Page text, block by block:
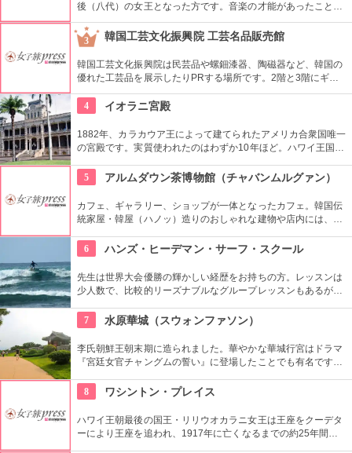
後（八代）の女王となった方です。音楽の才能があったことで
も有名で、『アロハオエ』を作曲しました。日本でもその優し
いメロディーが親しまれていますね。
3 韓国工芸文化振興院 工芸名品販売館
韓国工芸文化振興院は民芸品や螺鈿漆器、陶磁器など、韓国の
優れた工芸品を展示したりPRする場所です。2階と3階にギャ
ラリーがあり、1階に販売コーナーの工芸名品販売館がありま
す。美しく、かつ実用性のある商品が売られています。
4 イオラニ宮殿
1882年、カラカウア王によって建てられたアメリカ合衆国唯一
の宮殿です。実質使われたのはわずか10年ほど。ハワイ王国滅
を経て一般公開されました。豪華絢爛な調度品は当時の4割程
度の数だとか。
5 アルムダウン茶博物館（チャバンムルグァン）
カフェ、ギャラリー、ショップが一体となったカフェ。韓国伝
統家屋・韓屋（ハノッ）造りのおしゃれな建物や店内には、ま
び、優雅な気分でお茶を味わえます。ギャラリーは入場無料な
ので、カフェでお茶を飲まない人も観覧できます。
6 ハンズ・ヒーデマン・サーフ・スクール
先生は世界大会優勝の輝かしい経歴をお持ちの方。レッスンは
少人数で、比較的リーズナブルなグループレッスンもあるが、
心者の方も基本動作からきちんと学んで、いざ海へ！
7 水原華城（スウォンファソン）
李氏朝鮮王朝末期に造られました。華やかな華城行宮はドラマ
『宮廷女官チャングムの誓い』に登場したことでも有名です。
らいかけて歩いて回ることもできますが、専用の列車で回るこ
ともできます。
8 ワシントン・プレイス
ハワイ王朝最後の国王・リリウオカラニ女王は王座をクーデタ
ーにより王座を追われ、1917年に亡くなるまでの約25年間、